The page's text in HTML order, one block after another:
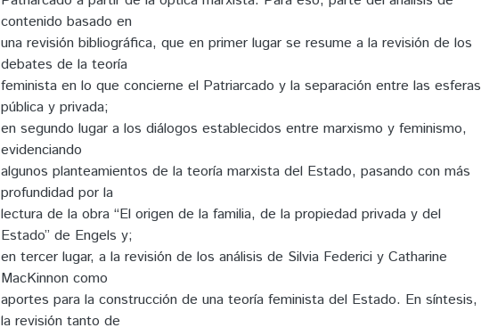
contenido basado en
una revisión bibliográfica, que en primer lugar se resume a la revisión de los
debates de la teoría
feminista en lo que concierne el Patriarcado y la separación entre las esferas
pública y privada;
en segundo lugar a los diálogos establecidos entre marxismo y feminismo,
evidenciando
algunos planteamientos de la teoría marxista del Estado, pasando con más
profundidad por la
lectura de la obra “El origen de la familia, de la propiedad privada y del
Estado” de Engels y;
en tercer lugar, a la revisión de los análisis de Silvia Federici y Catharine
MacKinnon como
aportes para la construcción de una teoría feminista del Estado. En síntesis,
la revisión tanto de